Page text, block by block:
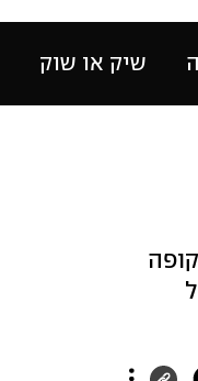
שיק או שוק